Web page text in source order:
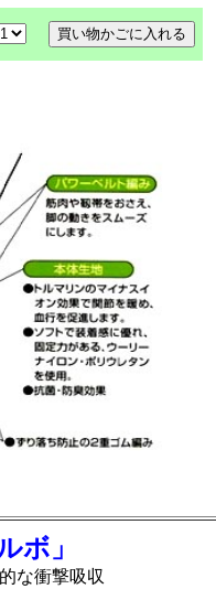
ボ」
な衝撃吸収